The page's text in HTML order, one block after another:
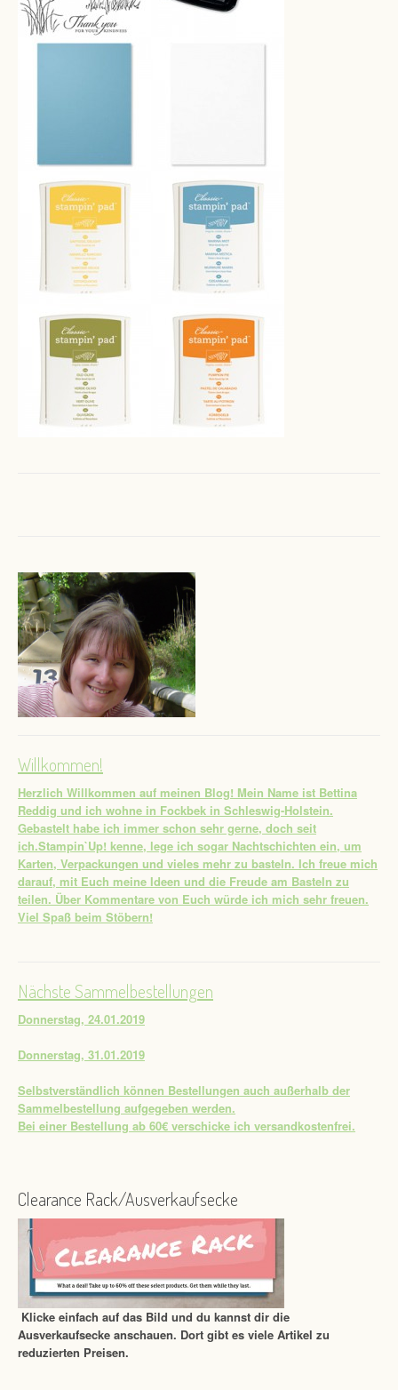
Willkommen!
Herzlich Willkommen auf meinen Blog! Mein Name ist Bettina
Reddig und ich wohne in Fockbek in Schleswig-Holstein.
Gebastelt habe ich immer schon sehr gerne, doch seit
ich.Stampin`Up! kenne, lege ich sogar Nachtschichten ein, um
Karten, Verpackungen und vieles mehr zu basteln. Ich freue mich
darauf, mit Euch meine Ideen und die Freude am Basteln zu
teilen. Über Kommentare von Euch würde ich mich sehr freuen.
Viel Spaß beim Stöbern!
Nächste Sammelbestellungen
Donnerstag, 24.01.2019
Donnerstag, 31.01.2019
Selbstverständlich können Bestellungen auch außerhalb der
Sammelbestellung aufgegeben werden.
Bei einer Bestellung ab 60€ verschicke ich versandkostenfrei.
Clearance Rack/Ausverkaufsecke
Klicke einfach auf das Bild und du kannst dir die
Ausverkaufsecke anschauen. Dort gibt es viele Artikel zu
reduzierten Preisen.